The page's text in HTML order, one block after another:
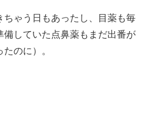
ちゃう日もあったし、目薬も毎
備していた点鼻薬もまだ出番が
のに）。